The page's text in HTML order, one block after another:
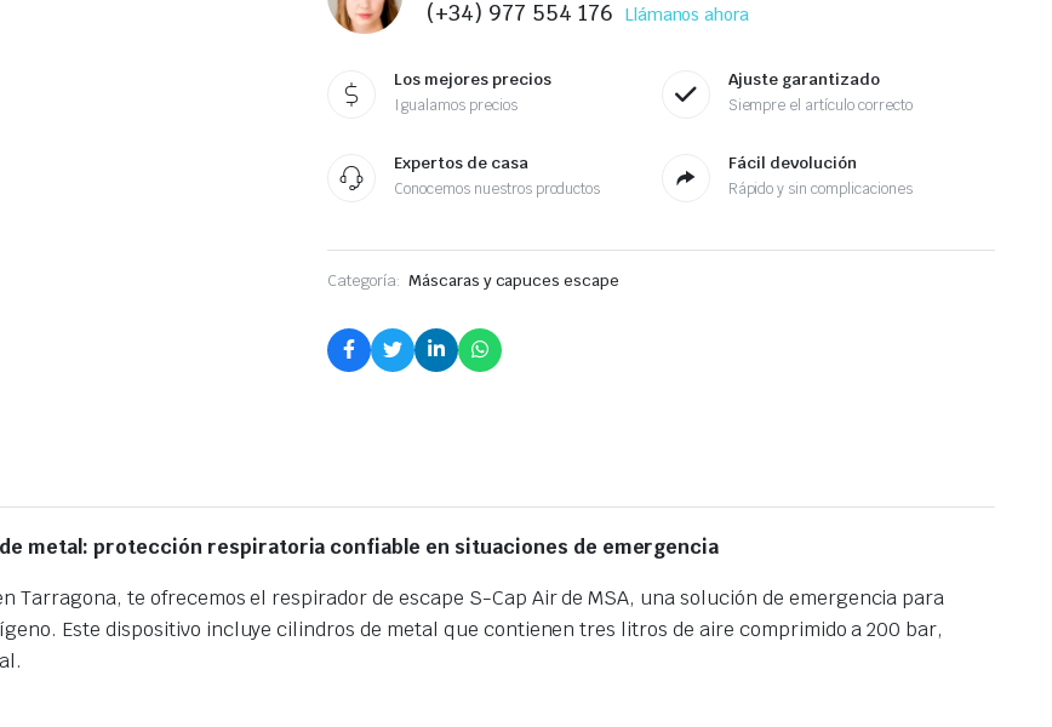
(+34) 977 554 176 Llámanos ahora
Los mejores precios
Igualamos precios
Ajuste garantizado
Siempre el artículo correcto
Expertos de casa
Conocemos nuestros productos
Fácil devolución
Rápido y sin complicaciones
Categoría: Máscaras y capuces escape
metal: protección respiratoria confiable en situaciones de emergencia
Tarragona, te ofrecemos el respirador de escape S-Cap Air de MSA, una solución de emergencia para
Este dispositivo incluye cilindros de metal que contienen tres litros de aire comprimido a 200 bar,